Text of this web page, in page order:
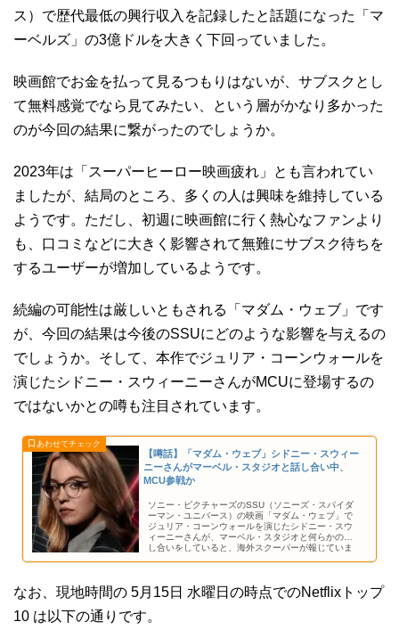
ス）で歴代最低の興行収入を記録したと話題になった「マ
ーベルズ」の3億ドルを大きく下回っていました。
映画館でお金を払って見るつもりはないが、サブスクとし
て無料感覚でなら見てみたい、という層がかなり多かった
のが今回の結果に繋がったのでしょうか。
2023年は「スーパーヒーロー映画疲れ」とも言われてい
ましたが、結局のところ、多くの人は興味を維持している
ようです。ただし、初週に映画館に行く熱心なファンより
も、口コミなどに大きく影響されて無難にサブスク待ちを
するユーザーが増加しているようです。
続編の可能性は厳しいともされる「マダム・ウェブ」です
が、今回の結果は今後のSSUにどのような影響を与えるの
でしょうか。そして、本作でジュリア・コーンウォールを
演じたシドニー・スウィーニーさんがMCUに登場するの
ではないかとの噂も注目されています。
【噂話】「マダム・ウェブ」シドニー・スウィー
ニーさんがマーベル・スタジオと話し合い中、
MCU参戦か
ソニー・ピクチャーズのSSU（ソニーズ・スパイダ
ーマン・ユニバース）の映画「マダム・ウェブ」で
ジュリア・コーンウォールを演じたシドニー・スウ
ィーニーさんが、マーベル・スタジオと何らかの話
し合いをしていると、海外スクーパーが報じていま
なお、現地時間の 5月15日 水曜日の時点でのNetflixトップ
10 は以下の通りです。